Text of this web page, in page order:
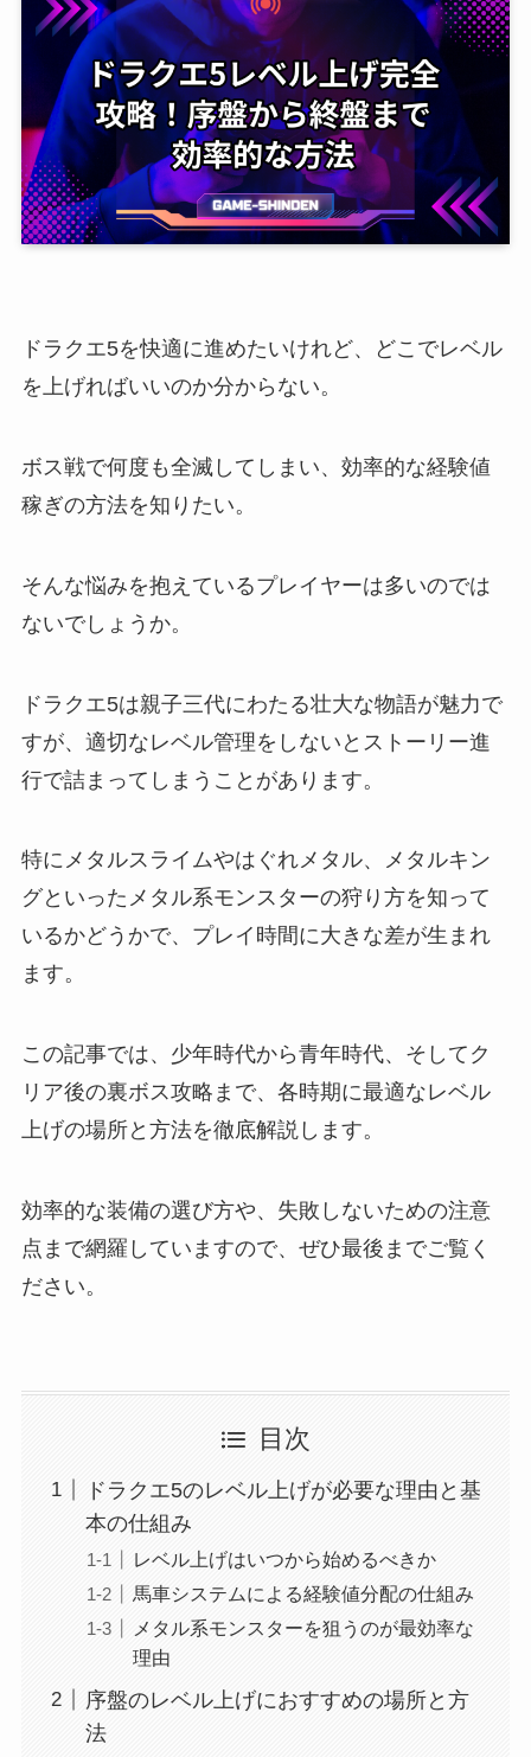
ドラクエ5を快適に進めたいけれど、どこでレベル
を上げればいいのか分からない。
ボス戦で何度も全滅してしまい、効率的な経験値
稼ぎの方法を知りたい。
そんな悩みを抱えているプレイヤーは多いのでは
ないでしょうか。
ドラクエ5は親子三代にわたる壮大な物語が魅力で
すが、適切なレベル管理をしないとストーリー進
行で詰まってしまうことがあります。
特にメタルスライムやはぐれメタル、メタルキン
グといったメタル系モンスターの狩り方を知って
いるかどうかで、プレイ時間に大きな差が生まれ
ます。
この記事では、少年時代から青年時代、そしてク
リア後の裏ボス攻略まで、各時期に最適なレベル
上げの場所と方法を徹底解説します。
効率的な装備の選び方や、失敗しないための注意
点まで網羅していますので、ぜひ最後までご覧く
ださい。
目次
ドラクエ5のレベル上げが必要な理由と基
本の仕組み
レベル上げはいつから始めるべきか
馬車システムによる経験値分配の仕組み
メタル系モンスターを狙うのが最効率な
理由
序盤のレベル上げにおすすめの場所と方
法